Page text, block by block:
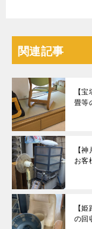
関連記事
【
畳等
【
お客
【
の回